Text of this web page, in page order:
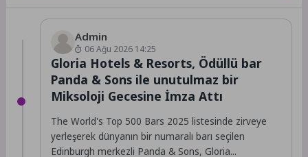
Admin
06 Ağu 2026 14:25
Gloria Hotels & Resorts, Ödüllü bar
Panda & Sons ile unutulmaz bir
Miksoloji Gecesine İmza Attı
The World's Top 500 Bars 2025 listesinde zirveye
yerleşerek dünyanın bir numaralı barı seçilen
Edinburgh merkezli Panda & Sons, Gloria...